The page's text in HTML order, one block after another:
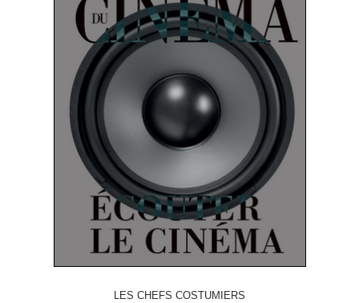
LES CHEFS COSTUMIERS